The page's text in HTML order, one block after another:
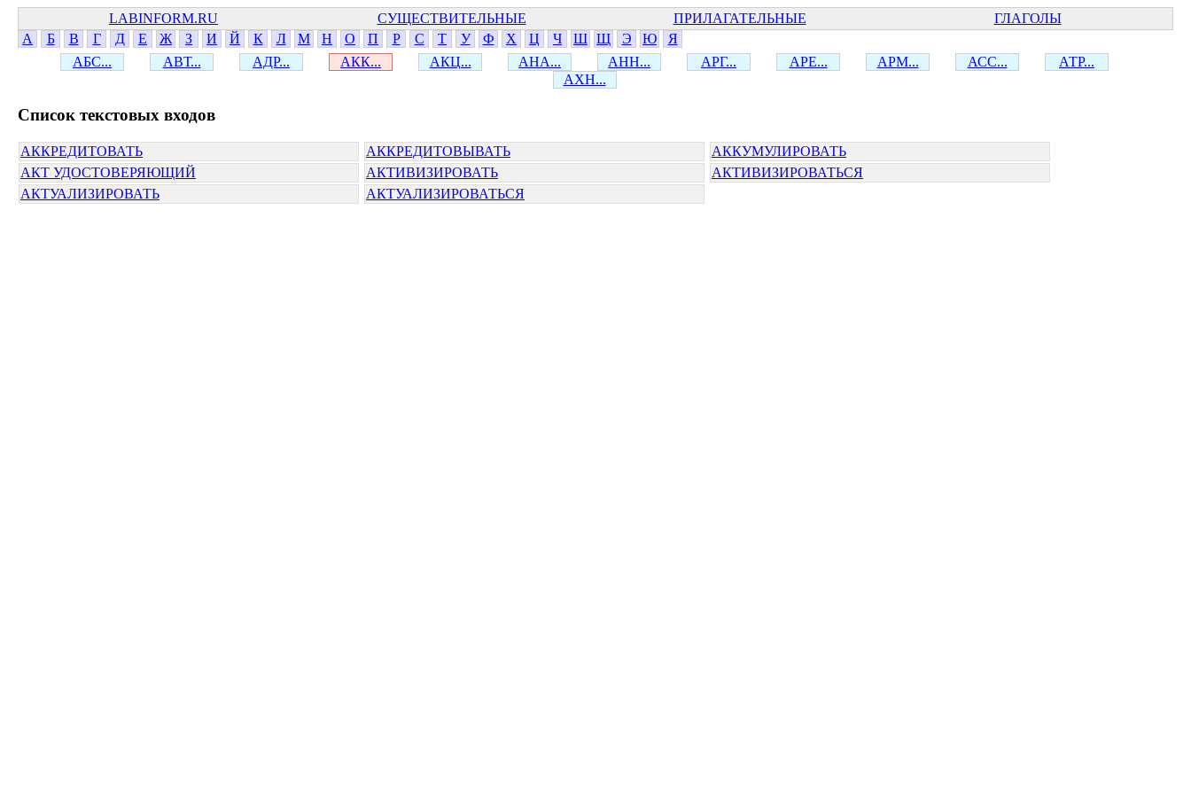
LABINFORM.RU СУЩЕСТВИТЕЛЬНЫЕ ПРИЛАГАТЕЛЬНЫЕ
ГЛАГОЛЫ
А
Б В Г Д Е Ж З И Й К Л М Н О П Р С Т У Ф Х Ц Ч Ш Щ Э Ю
Я
АБС...
АВТ... АДР... АКК... АКЦ... АНА... АНН... АРГ... АРЕ... АРМ... АСС...
АТР...
АХН...
Cписок текстовых входов
АККРЕДИТОВАТЬ АККРЕДИТОВЫВАТЬ
АККУМУЛИРОВАТЬ
АКТ УДОСТОВЕРЯЮЩИЙ
АКТИВИЗИРОВАТЬ
АКТИВИЗИРОВАТЬСЯ
АКТУАЛИЗИРОВАТЬ
АКТУАЛИЗИРОВАТЬСЯ